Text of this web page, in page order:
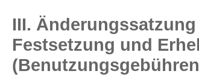
III.
Festsetzung und